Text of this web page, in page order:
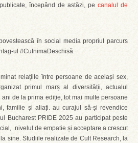
începând de astăzi, pe canalul de
în social media propriul parcurs
ul #CuInimaDeschisă.
relațiile între persoane de același sex,
primul marș al diversității, actualul
de la prima ediție, tot mai multe persoane
familie și aliați. au curajul să-și revendice
Bucharest PRIDE 2025 au participat peste
nivelul de empatie și acceptare a crescut
sine. Studiile realizate de Cult Research, la